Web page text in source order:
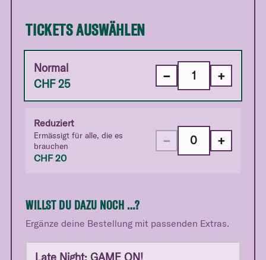
TICKETS AUSWÄHLEN
Normal
CHF25
− +
Reduziert
Ermässigt für alle, die es
brauchen
CHF20
− +
WILLST DU DAZU NOCH …?
Ergänze deine Bestellung mit passenden Extras.